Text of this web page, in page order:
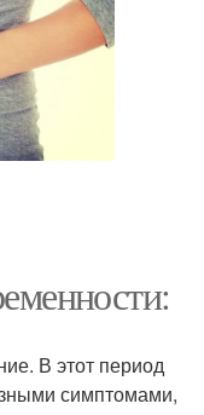
В этот период
симптомами,